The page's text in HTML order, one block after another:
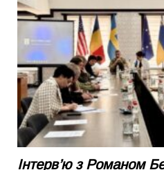
Інтерв’ю з Романом